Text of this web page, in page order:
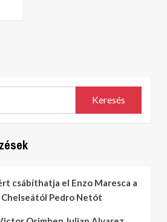
Keresés
csábíthatja el Enzo Maresca a
Pedro Netót